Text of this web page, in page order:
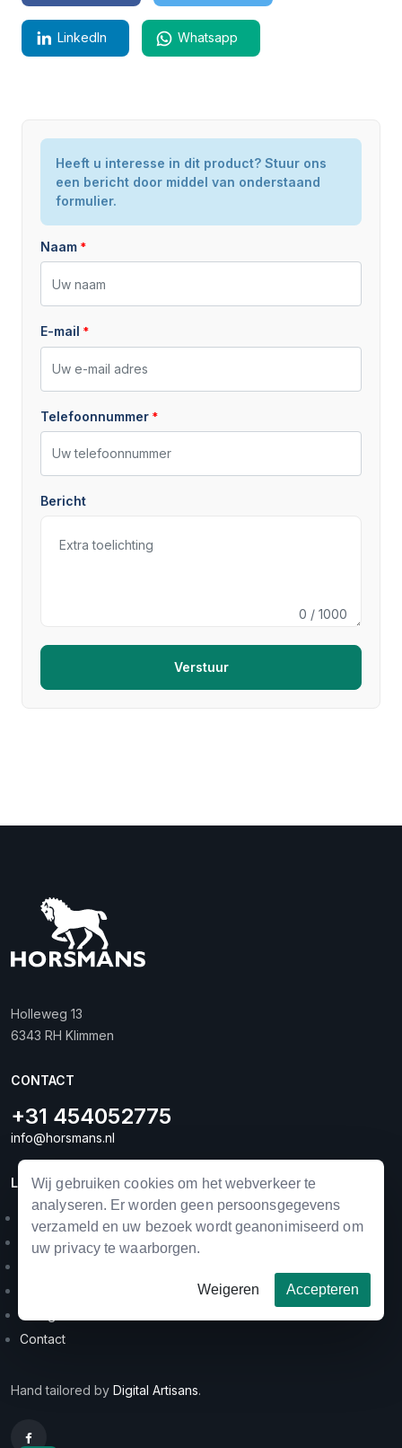
Wij gebruiken cookies om het webverkeer te
analyseren. Er worden geen persoonsgegevens
verzameld en uw bezoek wordt geanonimiseerd om
uw privacy te waarborgen.
Weigeren Accepteren
LinkedIn Whatsapp
Hoogte
Breedte 120 cm
Heeft u interesse in dit product? Stuur ons
een bericht door middel van onderstaand
formulier.
Naam
E-mail
Telefoonnummer
Bericht
0 / 1000
Verstuur
Holleweg 13
6343 RH Klimmen
CONTACT
+31 454052775
info@horsmans.nl
LINKS
Landbouwmechanisatie
Horse equipment
Categorieën
Contact
Hand tailored by Digital Artisans.